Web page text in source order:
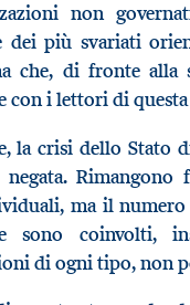
non
dei più svariati
che, di fronte
con i lettori di
la crisi dello
negata.
ma il
sono coinvolti,
di ogni tipo, non